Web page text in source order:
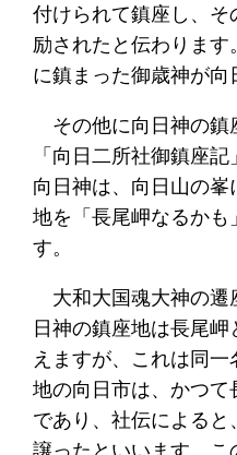
付けられて鎮座し、
励されたと伝わりま
に鎮まった御歳神が向
その他に向日神の鎮
「向日二所社御鎮座
向日神は、向日山の
地を「長尾岬なるかも
す。
大和大国魂大神の遷
日神の鎮座地は長尾
えますが、これは同
地の向日市は、かつ
であり、社伝による
譲ったといいます。